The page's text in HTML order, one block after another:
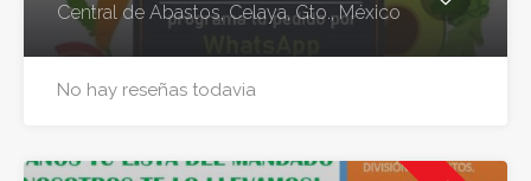
Central de Abastos, Celaya, Gto., México
No hay reseñas todavia